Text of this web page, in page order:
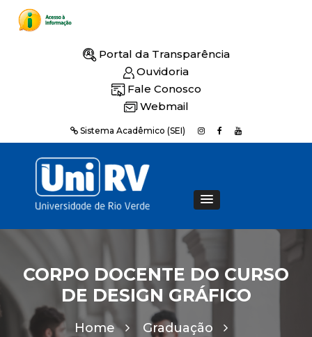
Portal da Transparência
Ouvidoria
Fale Conosco
Webmail
Sistema Acadêmico (SEI)
CORPO DOCENTE DO CURSO
DE DESIGN GRÁFICO
Home
Graduação